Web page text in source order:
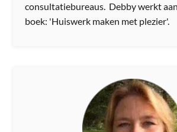
consultatiebureaus. Debby werkt
boek: 'Huiswerk maken met plezier'.